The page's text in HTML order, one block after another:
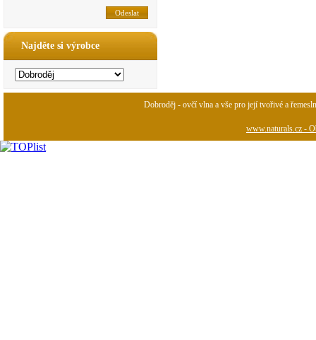
Najděte si výrobce
Dobroděj - ovčí vlna a vše pro její tvořivé a
www.naturals.cz -